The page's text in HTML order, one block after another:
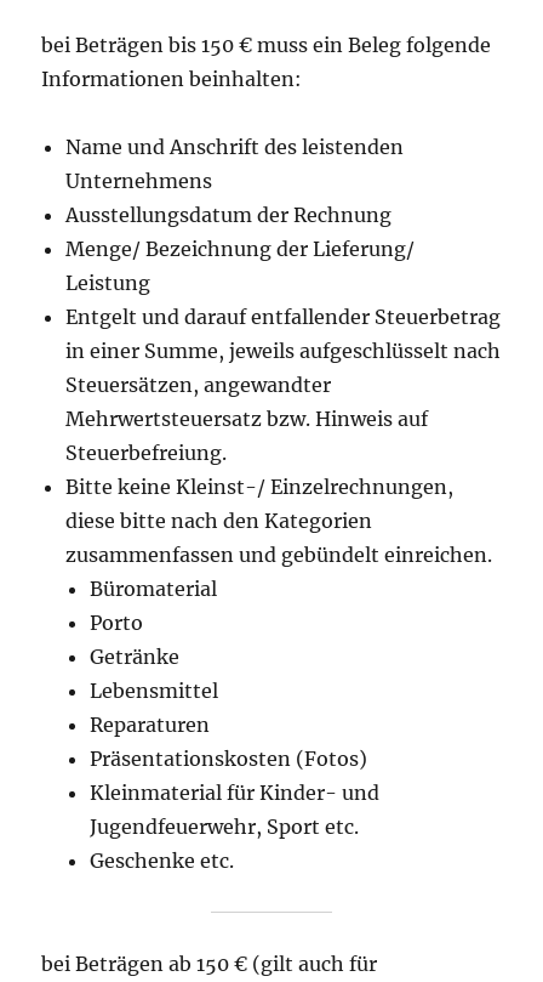
bei Beträgen bis 150 € muss ein Beleg folgende
Informationen beinhalten:
Name und Anschrift des leistenden
Unternehmens
Ausstellungsdatum der Rechnung
Menge/ Bezeichnung der Lieferung/
Leistung
Entgelt und darauf entfallender Steuerbetrag
in einer Summe, jeweils aufgeschlüsselt nach
Steuersätzen, angewandter
Mehrwertsteuersatz bzw. Hinweis auf
Steuerbefreiung.
Bitte keine Kleinst-/ Einzelrechnungen,
diese bitte nach den Kategorien
zusammenfassen und gebündelt einreichen.
Büromaterial
Porto
Getränke
Lebensmittel
Reparaturen
Präsentationskosten (Fotos)
Kleinmaterial für Kinder- und
Jugendfeuerwehr, Sport etc.
Geschenke etc.
bei Beträgen ab 150 € (gilt auch für